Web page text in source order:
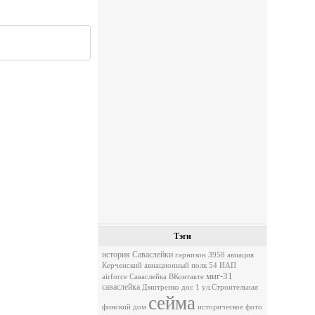
Тэги
история Саваслейки гарнизон 3958 авиация
Керченский авиационный полк 54 ИАП
airforce Саваслейка ВКонтакте миг-31
саваслейка Дмитренко дос 1 ул.Строительная
финский дом сейма историческое фото